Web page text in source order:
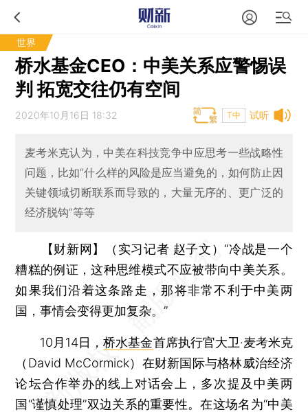
世界
桥水基金CEO：中美关系应警惕误
判 拓宽交往仍有空间
试听
2020年10月16日 18:32 T中
麦考米克认为，中美在科技竞争中应思考一些战略性
问题，比如“什么样的风险是应当避免的，如何防止因
关键领域切断联系而导致的，大量无序的、更广泛的
经济脱钩”等等
【财新网】（实习记者 赵子文）“冷战是一个
糟糕的例证，这种思维模式不应被带向中美关系。
如果我们沿着这条路走，那将非常不利于中美两
国，事情会变得更加复杂。”
10月14日，桥水基金首席执行官大卫·麦考米克
（David McCormick）在财新国际与格林威治经济
论坛合作举办的线上对话会上，多次提及中美两
国“谨慎处理”双边关系的重要性。在这场名为“中美